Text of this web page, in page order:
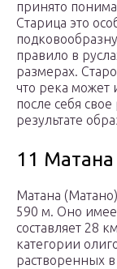
принято
Старица это
правило в
размерах.
что река может
после себя
результате
11 Матана
Матана
590 м. Оно
составляет 28
категории
растворенных